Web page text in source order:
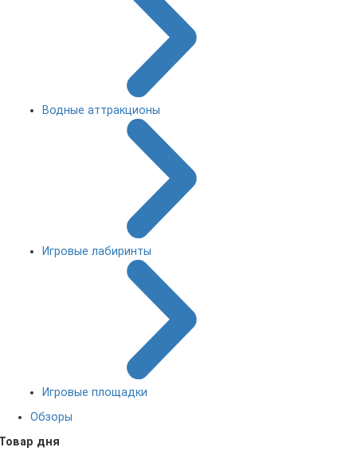
Водные аттракционы
Игровые лабиринты
Игровые площадки
Обзоры
дня